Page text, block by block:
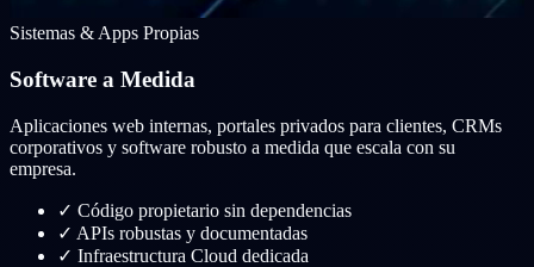
Sistemas & Apps Propias
Software a Medida
Aplicaciones web internas, portales privados para clientes, CRMs
corporativos y software robusto a medida que escala con su
empresa.
✓ Código propietario sin dependencias
✓ APIs robustas y documentadas
✓ Infraestructura Cloud dedicada